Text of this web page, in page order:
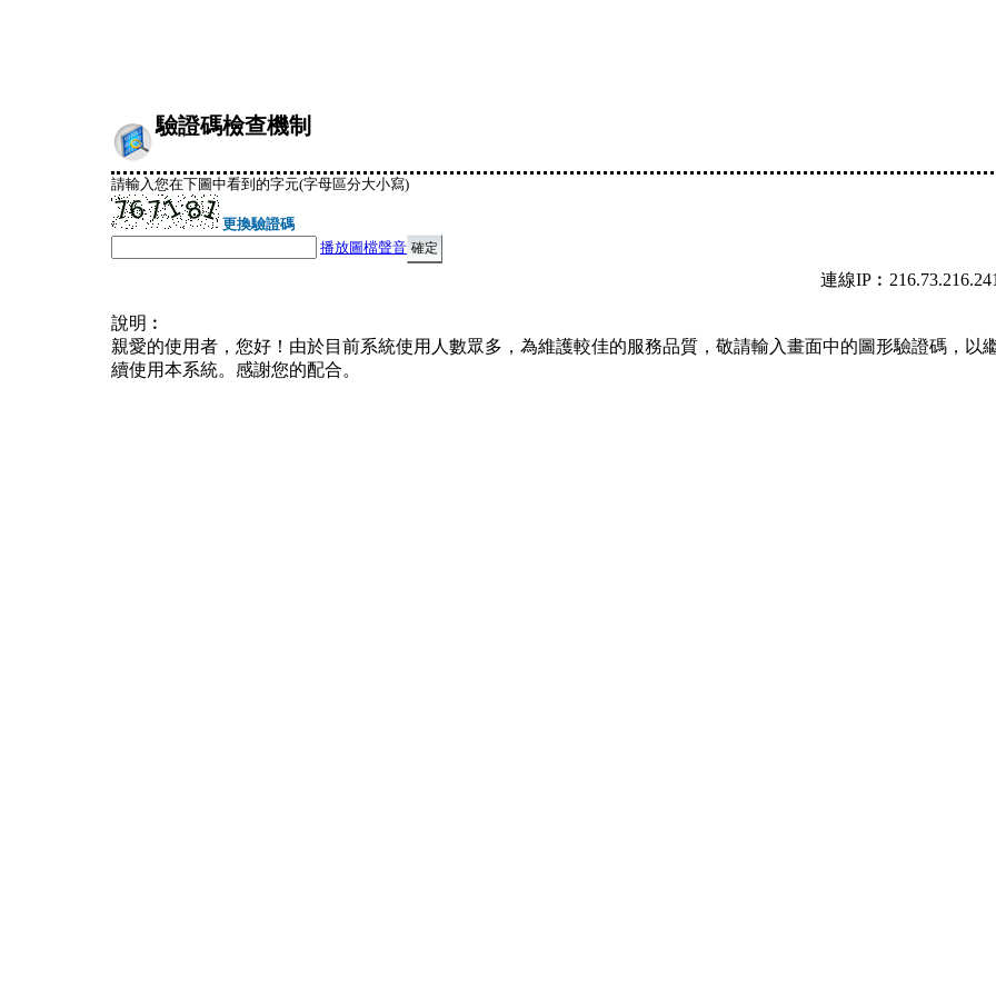
驗證碼檢查機制
請輸入您在下圖中看到的字元(字母區分大小寫)
更換驗證碼
播放圖檔聲音
連線
說明︰
親愛的使用者，您好！由於目前系統使用人數眾多，為維護較佳的服務品質，敬請輸入畫面中的圖形驗證碼，以
續使用本系統。感謝您的配合。